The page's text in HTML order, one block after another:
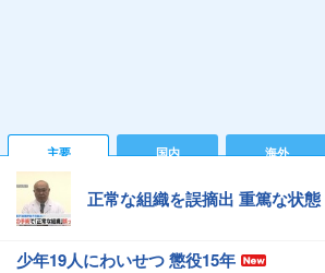
主要 国内 海外
正常な組織を誤摘出 重篤な状態
少年19人にわいせつ 懲役15年